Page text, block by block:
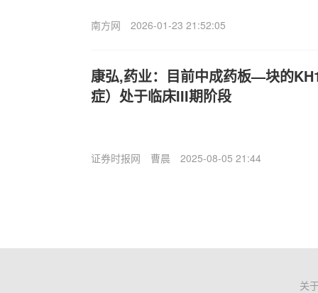
南方网 2026-01-23 21:52:05
康弘,药业：目前中成药板—块的
症）处于临床III期阶段
证券时报网 曹晨 2025-08-05 21:44
关